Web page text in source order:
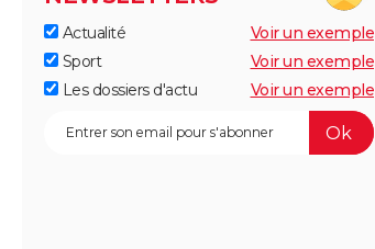
Actualité
Voir un exemple
Sport
Voir un exemple
Les dossiers d'actu
Voir un exemple